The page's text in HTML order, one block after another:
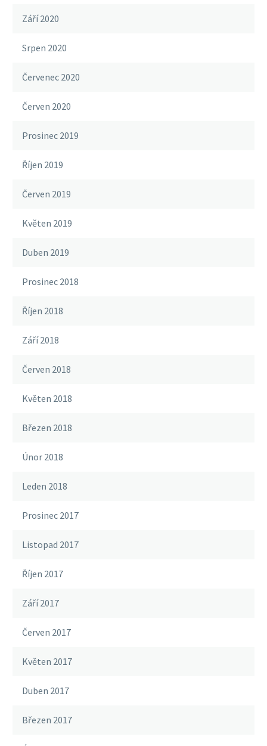
Září 2020
Srpen 2020
Červenec 2020
Červen 2020
Prosinec 2019
Říjen 2019
Červen 2019
Květen 2019
Duben 2019
Prosinec 2018
Říjen 2018
Září 2018
Červen 2018
Květen 2018
Březen 2018
Únor 2018
Leden 2018
Prosinec 2017
Listopad 2017
Říjen 2017
Září 2017
Červen 2017
Květen 2017
Duben 2017
Březen 2017